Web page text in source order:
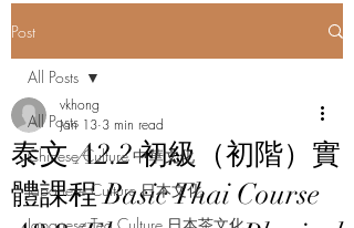
Post
All Posts
Chinese Culture 中華文化
Japanese Culture 日本文化
All Posts
泰文 A2.2 初級（初階）實
體課程 Basic Thai Course
vkhong
Jan 13 3 min read